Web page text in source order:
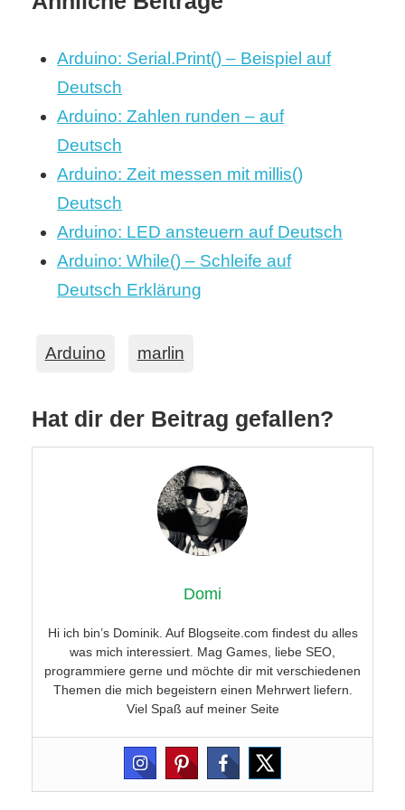
Arduino: Serial.Print() – Beispiel auf
Deutsch
Arduino: Zahlen runden – auf
Deutsch
Arduino: Zeit messen mit millis()
Deutsch
Arduino: LED ansteuern auf Deutsch
Arduino: While() – Schleife auf
Deutsch Erklärung
Arduino marlin
Hat dir der Beitrag gefallen?
Domi
Hi ich bin’s Dominik. Auf Blogseite.com findest du alles
was mich interessiert. Mag Games, liebe SEO,
programmiere gerne und möchte dir mit verschiedenen
Themen die mich begeistern einen Mehrwert liefern.
Viel Spaß auf meiner Seite